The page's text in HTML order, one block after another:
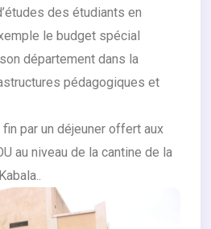
des étudiants en
le budget spécial
département dans la
pédagogiques et
par un déjeuner offert aux
au niveau de la cantine de la